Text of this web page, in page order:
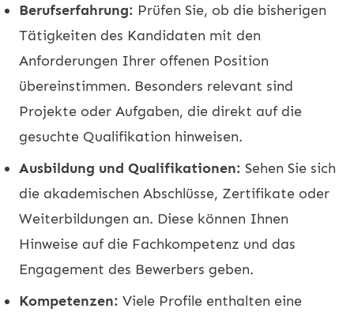
Berufserfahrung: Prüfen Sie, ob die bisherigen
Tätigkeiten des Kandidaten mit den
Anforderungen Ihrer offenen Position
übereinstimmen. Besonders relevant sind
Projekte oder Aufgaben, die direkt auf die
gesuchte Qualifikation hinweisen.
Ausbildung und Qualifikationen: Sehen Sie sich
die akademischen Abschlüsse, Zertifikate oder
Weiterbildungen an. Diese können Ihnen
Hinweise auf die Fachkompetenz und das
Engagement des Bewerbers geben.
Kompetenzen: Viele Profile enthalten eine